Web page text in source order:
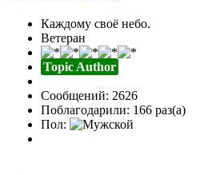
Каждому своё небо.
Ветеран
Topic Author
Сообщений: 2626
Поблагодарили: 166 раз(а)
Пол: